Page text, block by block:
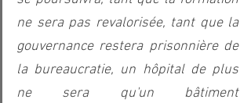
ne sera pas revalorisée, tant que la
gouvernance restera prisonnière de
la bureaucratie, un hôpital de plus
ne sera qu'un bâtiment